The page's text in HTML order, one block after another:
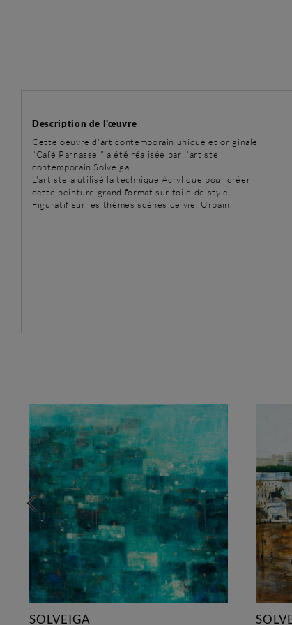
Description de l'œuvre
Cette oeuvre d'art contemporain unique et originale
"Café Parnasse " a été réalisée par l'artiste
contemporain Solveiga.
L'artiste a utilisé la technique Acrylique pour créer
cette peinture grand format sur toile de style
Figuratif sur les thèmes scènes de vie, Urbain.
SOLVEIGA